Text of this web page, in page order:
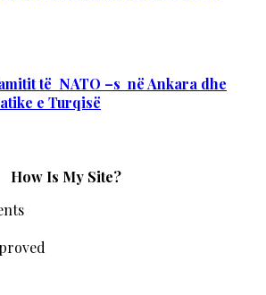
të NATO –s në Ankara dhe
e Turqisë
How Is My Site?